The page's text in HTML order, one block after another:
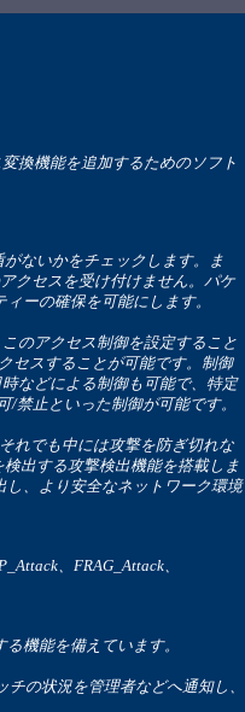
クセスを受け付けません。パケ
ーの確保を可能にします。
セスすることが可能です。制御
などによる制御も可能で、特定
禁止といった制御が可能です。
出する攻撃検出機能を搭載しま
し、より安全なネットワーク環境
、FRAG_Attack、
機能を備えています。
の状況を管理者などへ通知し、